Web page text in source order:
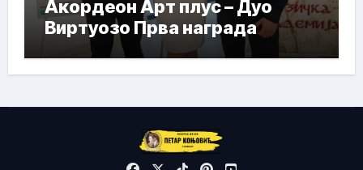
Акордеон Арт плус – Дуо
Виртуозо Прва награда